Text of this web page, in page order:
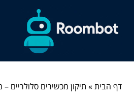
דף הבית» תיקון מכשירים סלולריים